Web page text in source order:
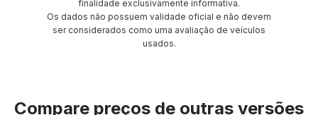
finalidade exclusivamente informativa.
Os dados não possuem validade oficial e não devem
ser considerados como uma avaliação de veículos
usados.
Compare preços de outras versões